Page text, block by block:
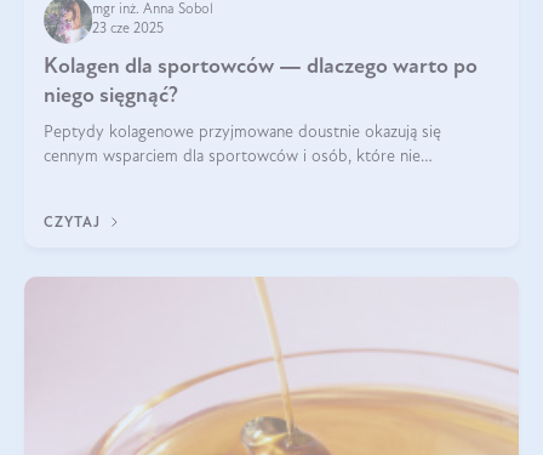
mgr inż. Anna Sobol
23 cze 2025
Kolagen dla sportowców — dlaczego warto po
niego sięgnąć?
Peptydy kolagenowe przyjmowane doustnie okazują się
cennym wsparciem dla sportowców i osób, które nie
CZYTAJ